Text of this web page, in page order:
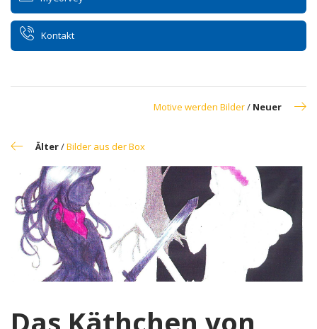
Kontakt
Motive werden Bilder/ Neuer
Älter/Bilder aus der Box